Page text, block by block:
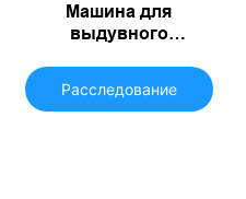
Машина для
выдувного
гнездная машина для
Расследование